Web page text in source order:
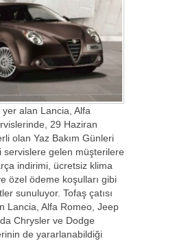
yer alan Lancia, Alfa
29 Haziran
olan Yaz Bakım Günleri
servislere gelen müşterilere
indirimi, ücretsiz klima
özel ödeme koşulları gibi
sunuluyor. Tofaş çatısı
Lancia, Alfa Romeo, Jeep
Chrysler ve Dodge
de yararlanabildiği